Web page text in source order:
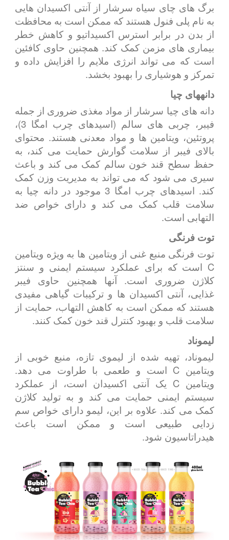
برگ های چای سیاه سرشار از آنتی اکسیدان هایی
به نام پلی فنول هستند که ممکن است به محافظت
از بدن در برابر استرس اکسیداتیو و کاهش خطر
بیماری های مزمن کمک کند. همچنین حاوی کافئین
است که می تواند انرژی ملایم را افزایش داده و
تمرکز و هوشیاری را بهبود بخشد.
دانههای چیا
دانه های چیا سرشار از مواد مغذی ضروری از جمله
فیبر، چربی های سالم (اسیدهای چرب امگا 3)،
پروتئین، ویتامین ها و مواد معدنی هستند. محتوای
بالای فیبر از سلامت گوارش حمایت می کند، به
حفظ سطح قند خون سالم کمک می کند و باعث
سیری می شود که می تواند به مدیریت وزن کمک
کند. اسیدهای چرب امگا 3 موجود در دانه چیا به
سلامت قلب کمک می کند و دارای خواص ضد
التهابی است.
توت فرنگی
توت فرنگی منبع غنی از ویتامین ها به ویژه ویتامین
C است که برای عملکرد سیستم ایمنی و سنتز
کلاژن ضروری است. آنها همچنین حاوی فیبر
غذایی، آنتی اکسیدان ها و ترکیبات گیاهی مفیدی
هستند که ممکن است به کاهش التهاب، حمایت از
سلامت قلب و بهبود کنترل قند خون کمک کنند.
لیموناد
لیموناد، تهیه شده از لیموی تازه، منبع خوبی از
ویتامین C است و طعمی با طراوت می دهد.
ویتامین C یک آنتی اکسیدان است، از عملکرد
سیستم ایمنی حمایت می کند و به تولید کلاژن
کمک می کند. علاوه بر این، لیمو دارای خواص سم
زدایی طبیعی است و ممکن است باعث
هیدراتاسیون شود.